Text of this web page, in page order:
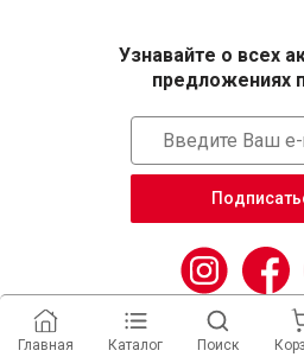
Узнавайте о всех
предложениях
Главная Каталог Поиск